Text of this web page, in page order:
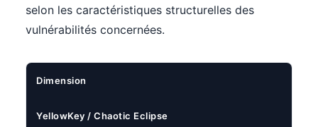
selon les caractéristiques structurelles des
vulnérabilités concernées.
Dimension
YellowKey / Chaotic Eclipse